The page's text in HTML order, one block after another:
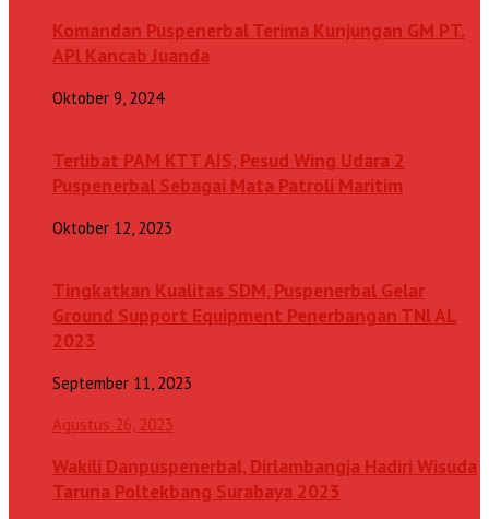
Komandan Puspenerbal Terima Kunjungan GM PT.
APl Kancab Juanda
Oktober 9, 2024
Terlibat PAM KTT AIS, Pesud Wing Udara 2
Puspenerbal Sebagai Mata Patroli Maritim
Oktober 12, 2023
Tingkatkan Kualitas SDM, Puspenerbal Gelar
Ground Support Equipment Penerbangan TNl AL
2023
September 11, 2023
Agustus 26, 2023
Wakili Danpuspenerbal, Dirlambangja Hadiri Wisuda
Taruna Poltekbang Surabaya 2023